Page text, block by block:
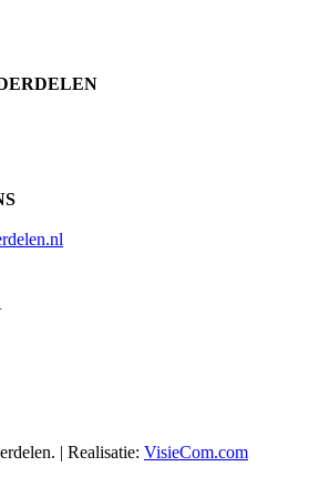
| Realisatie: VisieCom.com